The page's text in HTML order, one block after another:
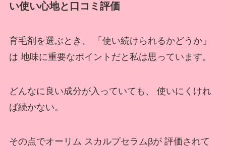
い使い心地と口コミ評価
育毛剤を選ぶとき、 「使い続けられるかどうか」
は 地味に重要なポイントだと私は思っています。
どんなに良い成分が入っていても、 使いにくけれ
ば続かない。
その点でオーリム スカルプセラムβが 評価されて